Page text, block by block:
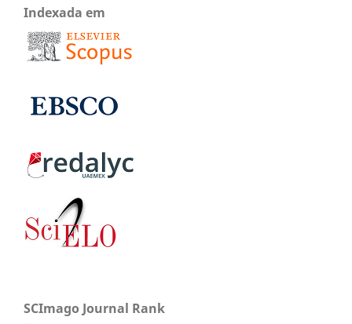
Indexada em
SCImago Journal Rank